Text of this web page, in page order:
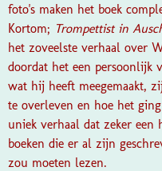
foto's maken het boek
Kortom; Trompettist in
het zoveelste verhaal over
doordat het een persoonlijk
wat hij heeft meegemaakt,
te overleven en hoe het
uniek verhaal dat zeker een
boeken die er al zijn
zou moeten lezen.